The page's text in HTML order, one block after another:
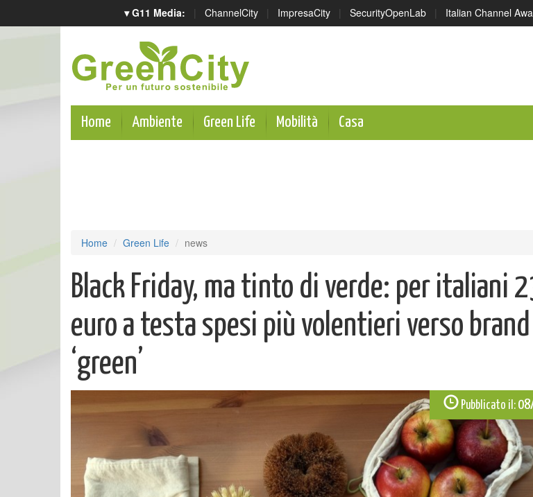
▾ G11 Media: | ChannelCity | ImpresaCity | SecurityOpenLab | Italian Channel
Home Ambiente Green Life Mobilità Casa
Home Green Life news
Black Friday, ma tinto di verde: per italiani
euro a testa spesi più volentieri verso brand
‘green’
Pubblicato il: